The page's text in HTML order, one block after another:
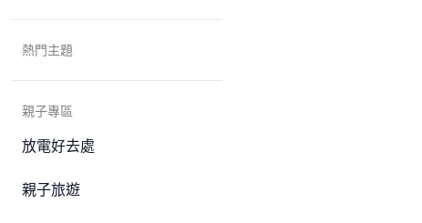
熱門主題
親子專區
放電好去處
親子旅遊